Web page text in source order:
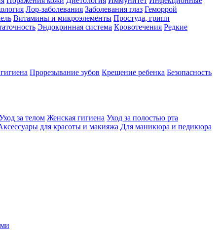
Лор-заболевания Заболевания глаз Геморрой
Витамины и микроэлементы Простуда, грипп
Эндокринная система Кровотечения Редкие
Прорезывание зубов Крещение ребенка Безопасность
за телом Женская гигиена Уход за полостью рта
для красоты и макияжа Для маникюра и педикюра